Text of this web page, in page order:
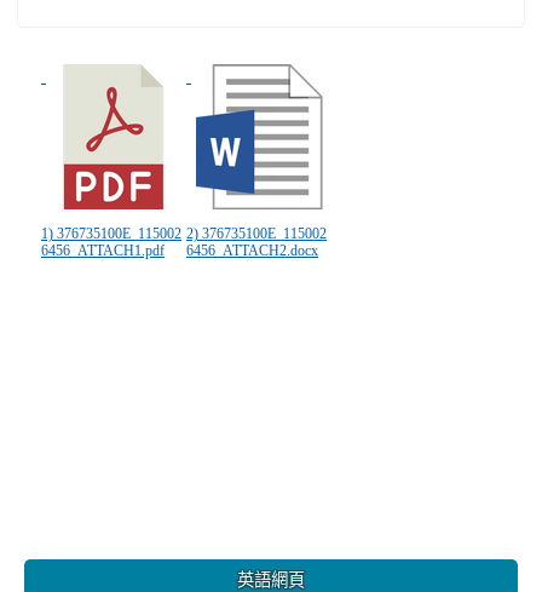
1) 376735100E_115002
6456_ATTACH1.pdf
2) 376735100E_115002
6456_ATTACH2.docx
英語網頁